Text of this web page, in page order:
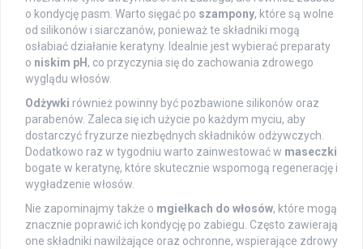
o kondycję pasm. Warto sięgać po szampony, które są wolne
od silikonów i siarczanów, ponieważ te składniki mogą
osłabiać działanie keratyny. Idealnie jest wybierać preparaty
o niskim pH , co przyczynia się do zachowania zdrowego
wyglądu włosów.
Odżywki również powinny być pozbawione silikonów oraz
parabenów. Zaleca się ich użycie po każdym myciu, aby
dostarczyć fryzurze niezbędnych składników odżywczych.
Dodatkowo raz w tygodniu warto zainwestować w maseczki
bogate w keratynę, które skutecznie wspomogą regenerację i
wygładzenie włosów.
Nie zapominajmy także o mgiełkach do włosów, które mogą
znacznie poprawić ich kondycję po zabiegu. Często zawierają
one składniki nawilżające oraz ochronne, wspierające zdrowy